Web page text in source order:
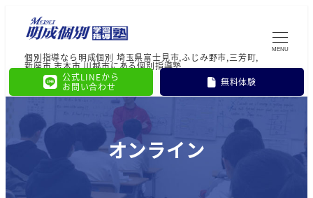
個別指導なら明成個別 埼玉県富士見市,ふじみ野市,三芳町,
新座市,志木市,川越市にある個別指導塾
公式LINEから
お問い合わせ
無料体験
MENU
オンライン